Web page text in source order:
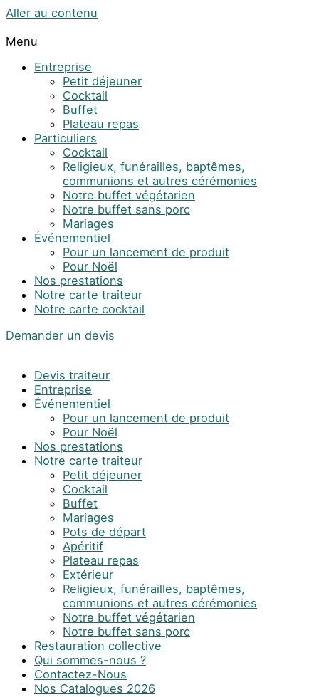
Aller au contenu
Menu
Entreprise
Petit déjeuner
Cocktail
Buffet
Plateau repas
Particuliers
Cocktail
Religieux, funérailles, baptêmes,
communions et autres cérémonies
Notre buffet végétarien
Notre buffet sans porc
Mariages
Événementiel
Pour un lancement de produit
Pour Noël
Nos prestations
Notre carte traiteur
Notre carte cocktail
Demander un devis
Devis traiteur
Entreprise
Événementiel
Pour un lancement de produit
Pour Noël
Nos prestations
Notre carte traiteur
Petit déjeuner
Cocktail
Buffet
Mariages
Pots de départ
Apéritif
Plateau repas
Extérieur
Religieux, funérailles, baptêmes,
communions et autres cérémonies
Notre buffet végétarien
Notre buffet sans porc
Restauration collective
Qui sommes-nous ?
Contactez-Nous
Nos Catalogues 2026